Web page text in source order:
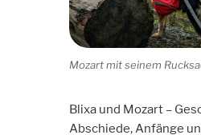
Mozart mit seinem
Blixa und Mozart –
Abschiede, Anfänge